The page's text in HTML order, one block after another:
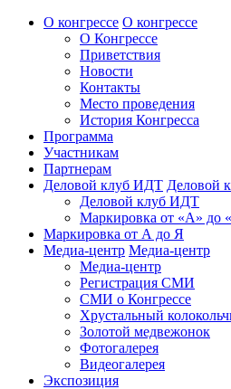
О конгрессе О конгрессе
О Конгрессе
Приветствия
Новости
Контакты
Место проведения
История Конгресса
Программа
Участникам
Партнерам
Деловой клуб ИДТ Деловой
Деловой клуб ИДТ
Маркировка от «А» до
Маркировка от А до Я
Медиа-центр Медиа-центр
Медиа-центр
Регистрация СМИ
СМИ о Конгрессе
Хрустальный
Золотой медвежонок
Фотогалерея
Видеогалерея
Экспозиция